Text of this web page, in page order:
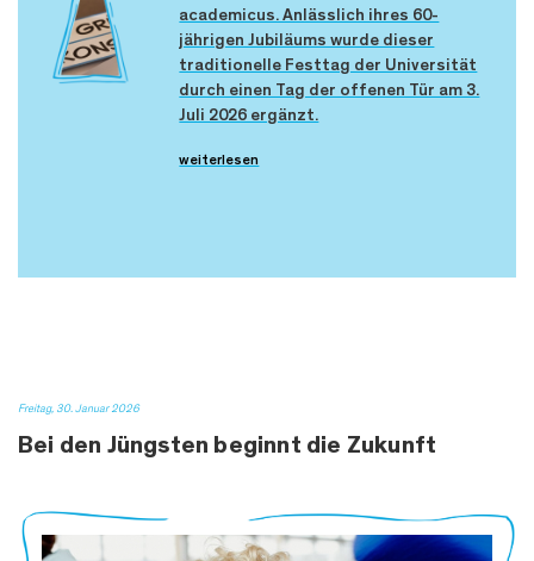
academicus. Anlässlich ihres 60-
jährigen Jubiläums wurde dieser
traditionelle Festtag der Universität
durch einen Tag der offenen Tür am 3.
Juli 2026 ergänzt.
weiterlesen
Freitag, 30. Januar 2026
Bei den Jüngsten beginnt die Zukunft